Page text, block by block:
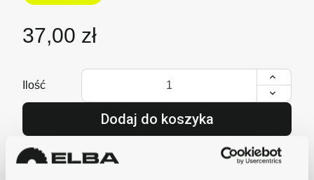
37,00 zł
Ilość
Dodaj do koszyka
lub zadzwoń i zamów +48 62 733 86 11